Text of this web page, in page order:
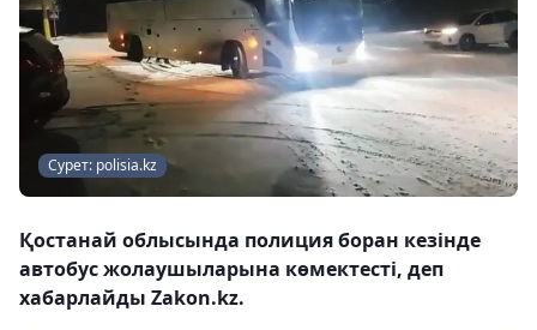
Сурет: polisia.kz
Қостанай облысында полиция боран кезінде
автобус жолаушыларына көмектесті, деп
хабарлайды Zakon.kz.